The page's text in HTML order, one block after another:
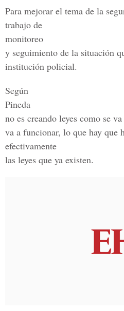
Para mejorar el tema de la
trabajo de
monitoreo
y seguimiento de la situación
institución policial.
Según
Pineda
no es creando leyes como se
va a funcionar, lo que hay que
efectivamente
las leyes que ya existen.